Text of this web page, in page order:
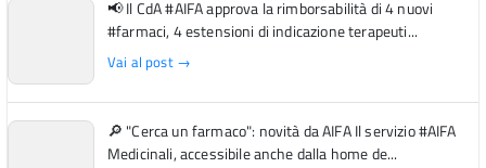
📢 Il CdA #AIFA approva la rimborsabilità di 4 nuovi
#farmaci, 4 estensioni di indicazione terapeuti...
Vai al post →
🔎 "Cerca un farmaco": novità da AIFA Il servizio #AIFA
Medicinali, accessibile anche dalla home de...